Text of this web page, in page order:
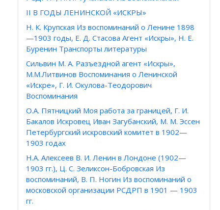
II В ГОДЫ ЛЕНИНСКОЙ «ИСКРЫ»
Н. К. Крупская Из воспоминаний о Ленине 1898
—1903 годы, Е. Д. Стасова Агент «Искры», Н. Е.
Буренин Транспорты литературы
Сильвин М. А. Разъездной агент «Искры»,
М.М.Литвинов Воспоминания о Ленинской
«Искре», Г. И. Окулова-Теодорович
Воспоминания
О.А. Пятницкий Моя работа за границей, Г. И.
Бакалов Искровец Иван Загубанский, М. М. Эссен
Петербургский искровский комитет в 1902—
1903 годах
Н.А. Алексеев В. И. Ленин в Лондоне (1902—
1903 гг.), Ц. С. Зеликсон-Бобровская Из
воспоминаний, В. П. Ногин Из воспоминаний о
московской организации РСДРП в 1901 — 1903
гг.